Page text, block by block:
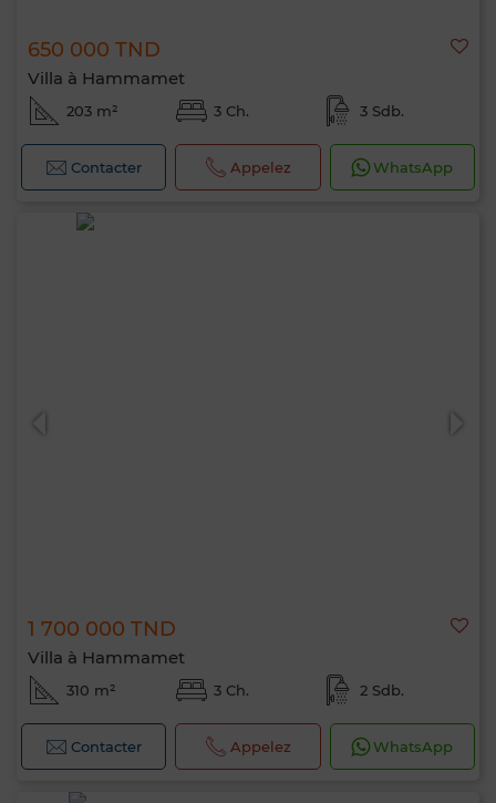
650 000 TND
Villa à Hammamet
203 m² 3 Ch. 3 Sdb.
Contacter Appelez WhatsApp
1 700 000 TND
Villa à Hammamet
310 m² 3 Ch. 2 Sdb.
Contacter Appelez WhatsApp